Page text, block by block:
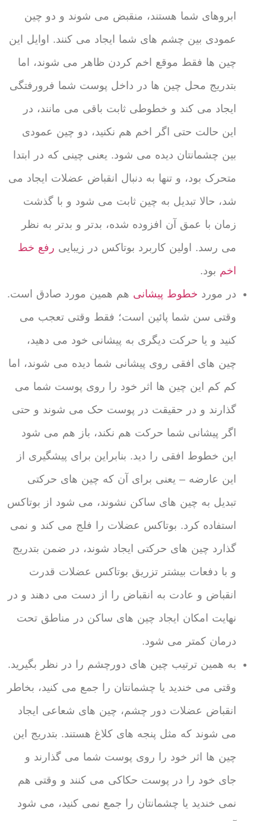
ابروهای شما هستند، منقبض می شوند و دو چین
عمودی بین چشم های شما ایجاد می کنند. اوایل این
چین ها فقط موقع اخم کردن ظاهر می شوند، اما
بتدریج محل چین ها در داخل پوست شما فرورفتگی
ایجاد می کند و خطوطی ثابت باقی می مانند، در
این حالت حتی اگر اخم هم نکنید، دو چین عمودی
بین چشمانتان دیده می شود. یعنی چینی که در ابتدا
متحرک بود، و تنها به دنبال انقباض عضلات ایجاد می
شد، حالا تبدیل به چین ثابت می شود و با گذشت
زمان با عمق آن افزوده شده، بدتر و بدتر به نظر
می رسد. اولین کاربرد بوتاکس در زیبایی رفع خط
اخم بود.
در مورد خطوط پیشانی هم همین مورد صادق است.
وقتی سن شما پائین است؛ فقط وقتی تعجب می
کنید و یا حرکت دیگری به پیشانی خود می دهید،
چین های افقی روی پیشانی شما دیده می شوند، اما
کم کم این چین ها اثر خود را روی پوست شما می
گذارند و در حقیقت در پوست حک می شوند و حتی
اگر پیشانی شما حرکت هم نکند، باز هم می شود
این خطوط افقی را دید. بنابراین برای پیشگیری از
این عارضه – یعنی برای آن که چین های حرکتی
تبدیل به چین های ساکن نشوند، می شود از بوتاکس
استفاده کرد. بوتاکس عضلات را فلج می کند و نمی
گذارد چین های حرکتی ایجاد شوند، در ضمن بتدریج
و با دفعات بیشتر تزریق بوتاکس عضلات قدرت
انقباض و عادت به انقباض را از دست می دهند و در
نهایت امکان ایجاد چین های ساکن در مناطق تحت
درمان کمتر می شود.
به همین ترتیب چین های دورچشم را در نظر بگیرید.
وقتی می خندید یا چشمانتان را جمع می کنید، بخاطر
انقباض عضلات دور چشم، چین های شعاعی ایجاد
می شوند که مثل پنجه های کلاغ هستند. بتدریج این
چین ها اثر خود را روی پوست شما می گذارند و
جای خود را در پوست حکاکی می کنند و وقتی هم
نمی خندید یا چشمانتان را جمع نمی کنید، می شود